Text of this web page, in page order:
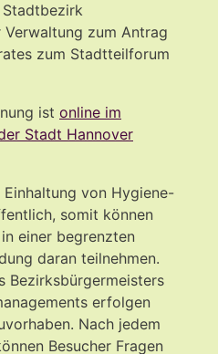
Verwaltung zum Antrag
zum Stadtteilforum
ist online im
Stadt Hannover
von Hygiene-
somit können
einer begrenzten
daran teilnehmen.
Bezirksbürgermeisters
erfolgen
Nach jedem
Besucher Fragen